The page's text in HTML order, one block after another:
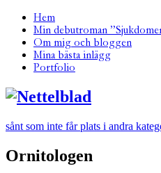
Hem
Min debutroman
Om mig och bloggen
Mina bästa inlägg
Portfolio
sånt som inte får plats i andra
Ornitologen